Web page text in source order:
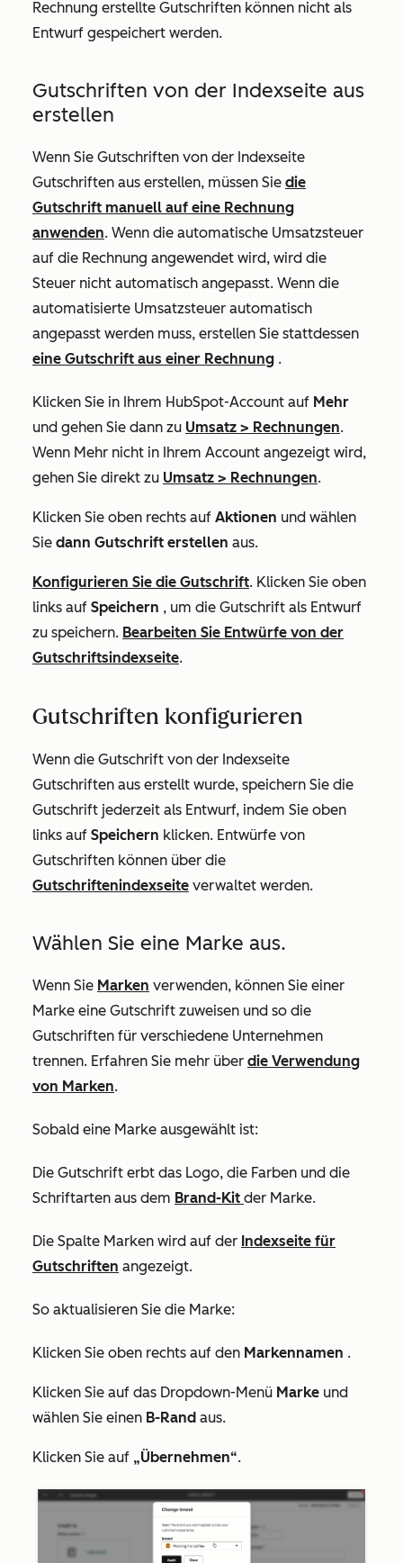
Rechnung erstellte Gutschriften können nicht als
Entwurf gespeichert werden.
Gutschriften von der Indexseite aus
erstellen
Wenn Sie Gutschriften von der Indexseite
Gutschriften aus erstellen, müssen Sie die
Gutschrift manuell auf eine Rechnung
anwenden. Wenn die automatische Umsatzsteuer
auf die Rechnung angewendet wird, wird die
Steuer nicht automatisch angepasst. Wenn die
automatisierte Umsatzsteuer automatisch
angepasst werden muss, erstellen Sie stattdessen
eine Gutschrift aus einer Rechnung .
Klicken Sie in Ihrem HubSpot-Account auf Mehr
und gehen Sie dann zu Umsatz > Rechnungen.
Wenn Mehr nicht in Ihrem Account angezeigt wird,
gehen Sie direkt zu Umsatz > Rechnungen.
Klicken Sie oben rechts auf Aktionen und wählen
Sie dann Gutschrift erstellen aus.
Konfigurieren Sie die Gutschrift. Klicken Sie oben
links auf Speichern , um die Gutschrift als Entwurf
zu speichern. Bearbeiten Sie Entwürfe von der
Gutschriftsindexseite.
Gutschriften konfigurieren
Wenn die Gutschrift von der Indexseite
Gutschriften aus erstellt wurde, speichern Sie die
Gutschrift jederzeit als Entwurf, indem Sie oben
links auf Speichern klicken. Entwürfe von
Gutschriften können über die
Gutschriftenindexseite verwaltet werden.
Wählen Sie eine Marke aus.
Wenn Sie Marken verwenden, können Sie einer
Marke eine Gutschrift zuweisen und so die
Gutschriften für verschiedene Unternehmen
trennen. Erfahren Sie mehr über die Verwendung
von Marken.
Sobald eine Marke ausgewählt ist:
Die Gutschrift erbt das Logo, die Farben und die
Schriftarten aus dem Brand-Kit der Marke.
Die Spalte Marken wird auf der Indexseite für
Gutschriften angezeigt.
So aktualisieren Sie die Marke:
Klicken Sie oben rechts auf den Markennamen .
Klicken Sie auf das Dropdown-Menü Marke und
wählen Sie einen B-Rand aus.
Klicken Sie auf „Übernehmen“.